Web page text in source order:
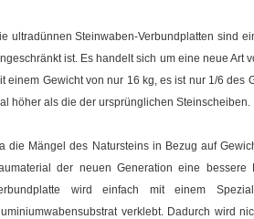
ultradünnen Steinwaben-Verbundplatten sind
ist. Es handelt sich um eine neue Art
einem Gewicht von nur 16 kg, es ist nur 1/6 des
höher als die der ursprünglichen Steinscheiben.
die Mängel des Natursteins in Bezug auf
der neuen Generation eine
wird einfach mit einem
verklebt. Dadurch wird